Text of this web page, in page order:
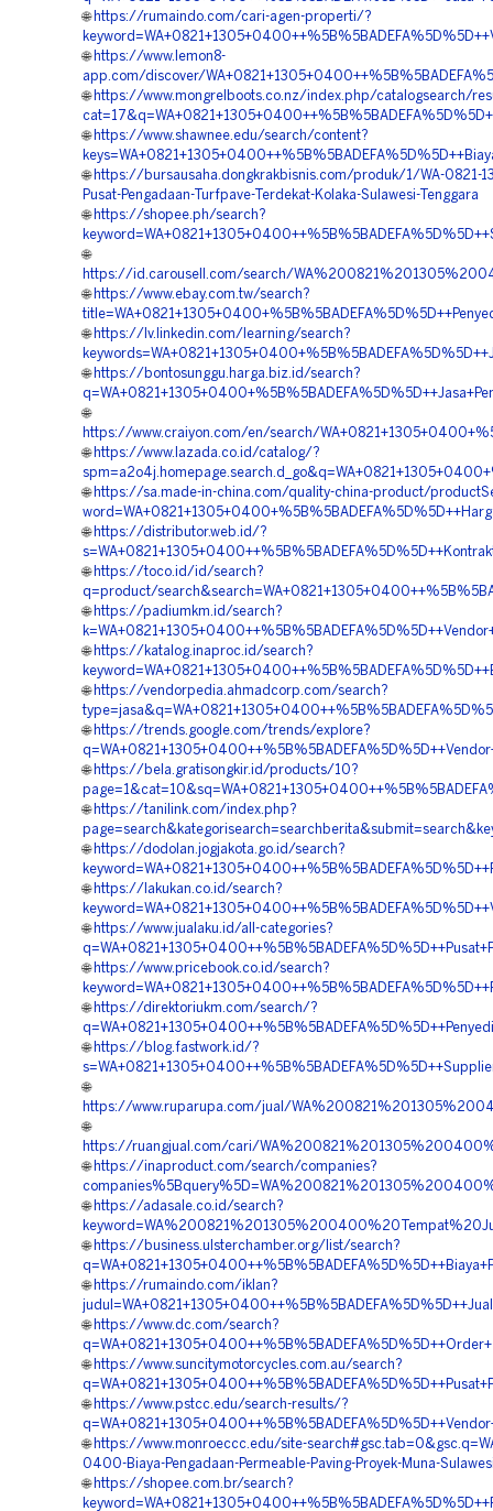
🌐 https://rumaindo.com/cari-agen-properti/?
🌐 https://www.lemon8-
app.com/discover/
🌐 https://www.mongrelboots.co.nz/index.php/catalogsearch/
🌐 https://www.shawnee.edu/search/content?
🌐 https://bursausaha.dongkrakbisnis.com/produk/1/WA-0821-
Pusat-Pengadaan-Turfpave-Terdekat-Kolaka-Sulawesi-Tenggara
🌐 https://shopee.ph/search?
🌐
https://id.carousell.com/search/
🌐 https://www.ebay.com.tw/search?
🌐 https://lv.linkedin.com/learning/search?
🌐 https://bontosunggu.harga.biz.id/search?
🌐
https://www.craiyon.com/en/search/
🌐 https://www.lazada.co.id/catalog/?
🌐 https://sa.made-in-china.com/quality-china-product/
🌐 https://distributor.web.id/?
🌐 https://toco.id/id/search?
q=product/
🌐 https://padiumkm.id/search?
🌐 https://katalog.inaproc.id/search?
🌐 https://vendorpedia.ahmadcorp.com/search?
🌐 https://trends.google.com/trends/explore?
🌐 https://bela.gratisongkir.id/products/10?
🌐 https://tanilink.com/index.php?
🌐 https://dodolan.jogjakota.go.id/search?
🌐 https://lakukan.co.id/search?
🌐 https://www.jualaku.id/all-categories?
🌐 https://www.pricebook.co.id/search?
🌐 https://direktoriukm.com/search/?
🌐 https://blog.fastwork.id/?
🌐
https://www.ruparupa.com/jual/
🌐
https://ruangjual.com/cari/
🌐 https://inaproduct.com/search/companies?
🌐 https://adasale.co.id/search?
🌐 https://business.ulsterchamber.org/list/search?
🌐 https://rumaindo.com/iklan?
🌐 https://www.dc.com/search?
🌐 https://www.suncitymotorcycles.com.au/search?
🌐 https://www.pstcc.edu/search-results/?
🌐 https://www.monroeccc.edu/site-
0400-Biaya-Pengadaan-Permeable-Paving-Proyek-Muna-
🌐 https://shopee.com.br/search?